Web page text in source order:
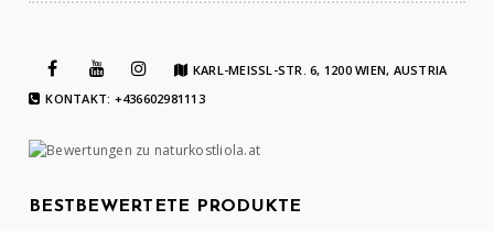
KARL-MEISSL-STR. 6, 1200 WIEN, AUSTRIA
KONTAKT: +436602981113
BESTBEWERTETE PRODUKTE